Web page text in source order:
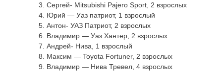
3. Сергей- Mitsubishi Pajero Sport, 2 взрослых
4. Юрий — Уаз патриот, 1 взрослый
5. Антон- УАЗ Патриот, 2 взрослых
6. Владимир — Уаз Хантер, 2 взрослых
7. Андрей- Нива, 1 взрослый
8. Максим — Toyota Fortuner, 2 взрослых
9. Владимир — Нива Тревел, 4 взрослых